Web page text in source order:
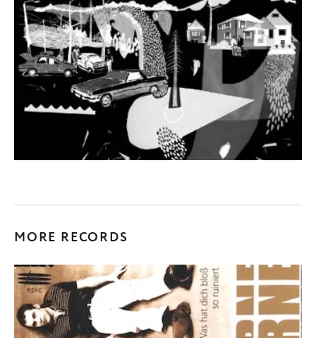
MORE RECORDS